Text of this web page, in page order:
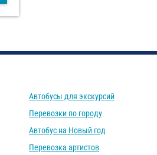
Автобусы для экскурсий
Перевозки по городу
Автобус на Новый год
Перевозка артистов